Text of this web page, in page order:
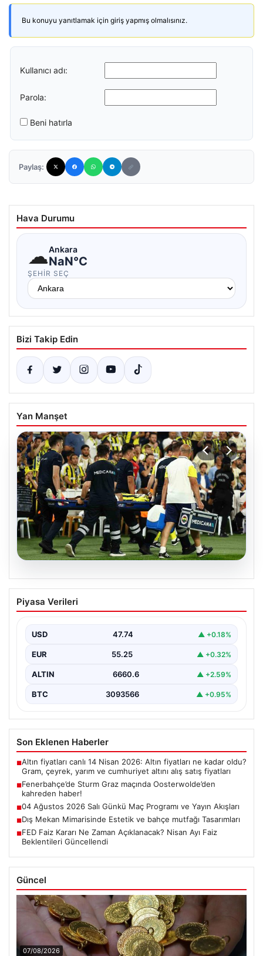
Bu konuyu yanıtlamak için giriş yapmış olmalısınız.
Kullanıcı adı:
Parola:
Beni hatırla
Paylaş:
Hava Durumu
☁Ankara
NaN°C
ŞEHIR SEÇ
Bizi Takip Edin
Yan Manşet
05.08.2026
Fenerbahçe’de Sturm Graz maçında
Oosterwolde’den kahreden haber!
Piyasa Verileri
USD 47.74 ▲ +0.18%
EUR 55.25 ▲ +0.32%
ALTIN 6660.6 ▲ +2.59%
BTC 3093566 ▲ +0.95%
Son Eklenen Haberler
■Altın fiyatları canlı 14 Nisan 2026: Altın fiyatları ne kadar oldu?
Gram, çeyrek, yarım ve cumhuriyet altını alış satış fiyatları
■Fenerbahçe’de Sturm Graz maçında Oosterwolde’den
kahreden haber!
■04 Ağustos 2026 Salı Günkü Maç Programı ve Yayın Akışları
■Dış Mekan Mimarisinde Estetik ve bahçe mutfağı Tasarımları
■FED Faiz Kararı Ne Zaman Açıklanacak? Nisan Ayı Faiz
Beklentileri Güncellendi
Güncel
07/08/2026